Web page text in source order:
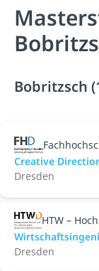
Bobritzsch
Creative
Dresden
HTW –
Dresden